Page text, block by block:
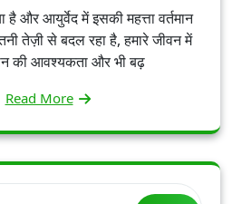
और आयुर्वेद में इसकी महत्ता वर्तमान
तेज़ी से बदल रहा है, हमारे जीवन में
की आवश्यकता और भी बढ़
Read More